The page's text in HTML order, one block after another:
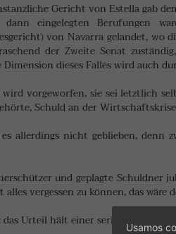
Gericht von Estella gab
eingelegten Berufungen
von Navarra gelandet, wo
der Zweite Senat
dieses Falles wird auch
vorgeworfen, sie sei letztlich
Schuld an der
allerdings nicht geblieben, denn
und geplagte Schuldner
alles vergessen zu können, das wäre
Urteil hält einer seriösen Analyse
Usamos